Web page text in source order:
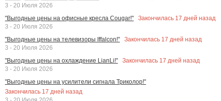
3 - 20 Июля 2026
"Выгодные цены на офисные кресла Cougar!"
Закончилась 17 дней назад
3 - 20 Июля 2026
"Выгодные цены на телевизоры Iffalcon!"
Закончилась 17 дней назад
3 - 20 Июля 2026
"Выгодные цены на охлаждение LianLi!"
Закончилась 17 дней назад
3 - 20 Июля 2026
"Выгодные цены на усилители сигнала Триколор!"
Закончилась 17 дней назад